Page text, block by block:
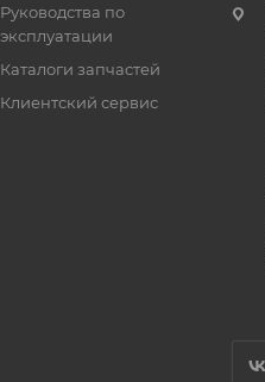
Руководства по
эксплуатации
Каталоги запчастей
Клиентский сервис